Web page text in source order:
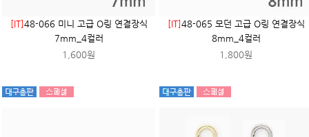
[IT]48-066 미니 고급 O링 연결장식
7mm_4컬러
1,600원
[IT]48-065 모던 고급 O링 연결장식
8mm_4컬러
1,800원